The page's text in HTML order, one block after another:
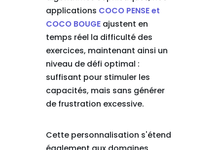
applications COCO PENSE et
COCO BOUGEajustent en
temps réel la difficulté des
exercices, maintenant ainsi un
niveau de défi optimal :
suffisant pour stimuler les
capacités, mais sans générer
de frustration excessive.
Cette personnalisation s'étend